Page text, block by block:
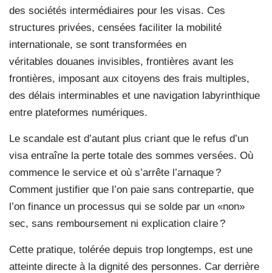
des sociétés intermédiaires pour les visas. Ces
structures privées, censées faciliter la mobilité
internationale, se sont transformées en
véritables douanes invisibles, frontières avant les
frontières, imposant aux citoyens des frais multiples,
des délais interminables et une navigation labyrinthique
entre plateformes numériques.
Le scandale est d’autant plus criant que le refus d’un
visa entraîne la perte totale des sommes versées. Où
commence le service et où s’arrête l’arnaque ?
Comment justifier que l’on paie sans contrepartie, que
l’on finance un processus qui se solde par un «non»
sec, sans remboursement ni explication claire ?
Cette pratique, tolérée depuis trop longtemps, est une
atteinte directe à la dignité des personnes. Car derrière